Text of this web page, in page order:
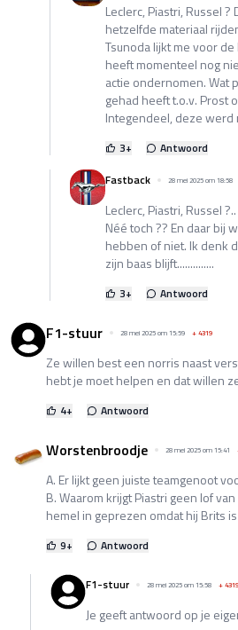
Leclerc, Piastri, Russel
hetzelfde materiaal
Tsunoda lijkt me voor
heeft momenteel nog
actie ondernomen. Wat
gehad heeft t.o.v. Prost
Integendeel, deze
3+
Antwoord
Fastback
28 mei 2025 om 18:58
Leclerc, Piastri, Russel
Néé toch ?? En daar bij
hebben of niet. Ik denk
zijn baas blijft..............
3+ Antwoord
F1-stuur 28 mei 2025 om 15:59 +4319
Ze willen best een norris naast
hebt je moet helpen en dat willen
4+ Antwoord
Worstenbroodje 28 mei 2025 om 15:41
A. Er lijkt geen juiste teamgenoot
B. Waarom krijgt Piastri geen lof
hemel in geprezen omdat hij Brits
9+ Antwoord
F1-stuur 28 mei 2025 om 15:58 +4319
Je geeft antwoord op je